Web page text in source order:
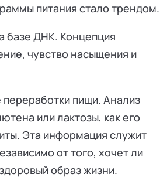
питания стало трендом.
базе ДНК. Концепция
чувство насыщения и
пищи. Анализ
или лактозы, как его
Эта информация служит
от того, хочет ли
образ жизни.